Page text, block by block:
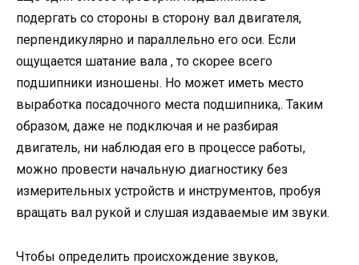
подергать со стороны в сторону вал двигателя,
перпендикулярно и параллельно его оси. Если
ощущается шатание вала , то скорее всего
подшипники изношены. Но может иметь место
выработка посадочного места подшипника,. Таким
образом, даже не подключая и не разбирая
двигатель, ни наблюдая его в процессе работы,
можно провести начальную диагностику без
измерительных устройств и инструментов, пробуя
вращать вал рукой и слушая издаваемые им звуки.
Чтобы определить происхождение звуков,